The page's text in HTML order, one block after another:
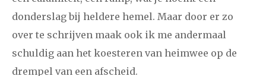
donderslag bij heldere hemel. Maar door er zo
over te schrijven maak ook ik me andermaal
schuldig aan het koesteren van heimwee op de
drempel van een afscheid.